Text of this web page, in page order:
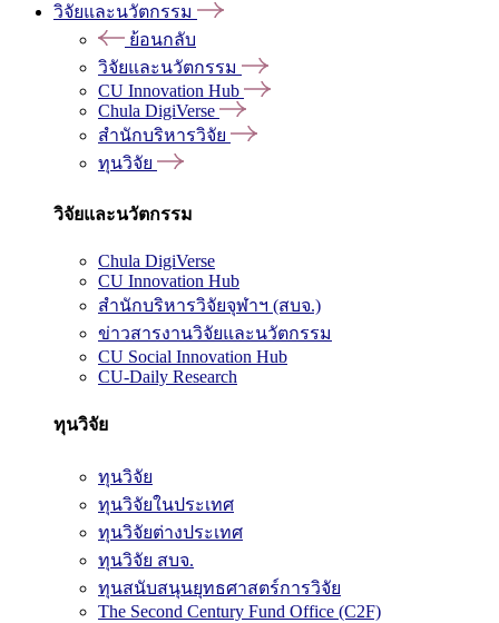
วิจัยและนวัตกรรม
ย้อนกลับ
วิจัยและนวัตกรรม
CU Innovation Hub
Chula DigiVerse
สำนักบริหารวิจัย
ทุนวิจัย
วิจัยและนวัตกรรม
Chula DigiVerse
CU Innovation Hub
สำนักบริหารวิจัยจุฬาฯ (สบจ.)
ข่าวสารงานวิจัยและนวัตกรรม
CU Social Innovation Hub
CU-Daily Research
ทุนวิจัย
ทุนวิจัย
ทุนวิจัยในประเทศ
ทุนวิจัยต่างประเทศ
ทุนวิจัย สบจ.
ทุนสนับสนุนยุทธศาสตร์การวิจัย
The Second Century Fund Office (C2F)